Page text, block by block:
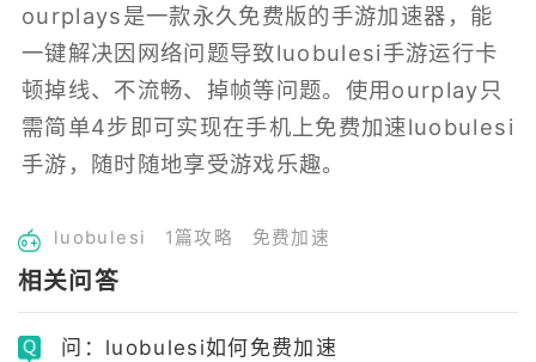
ourplays是一款永久免费版的手游加速器 ，能
一键解决因网络问题导致luobulesi手游运行卡
顿掉线、不流畅、掉帧等问题。使用ourplay只
需简单4步即可实现在手机上免费加速luobulesi
手游，随时随地享受游戏乐趣。
luobulesi 1篇攻略 免费加速
相关问答
问：luobulesi如何免费加速